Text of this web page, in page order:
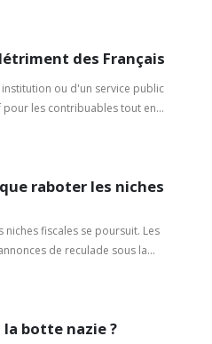
des Français
ou d'un service public
les contribuables tout en...
raboter les niches
niches fiscales se poursuit. Les
de reculade sous la...
la botte nazie ?